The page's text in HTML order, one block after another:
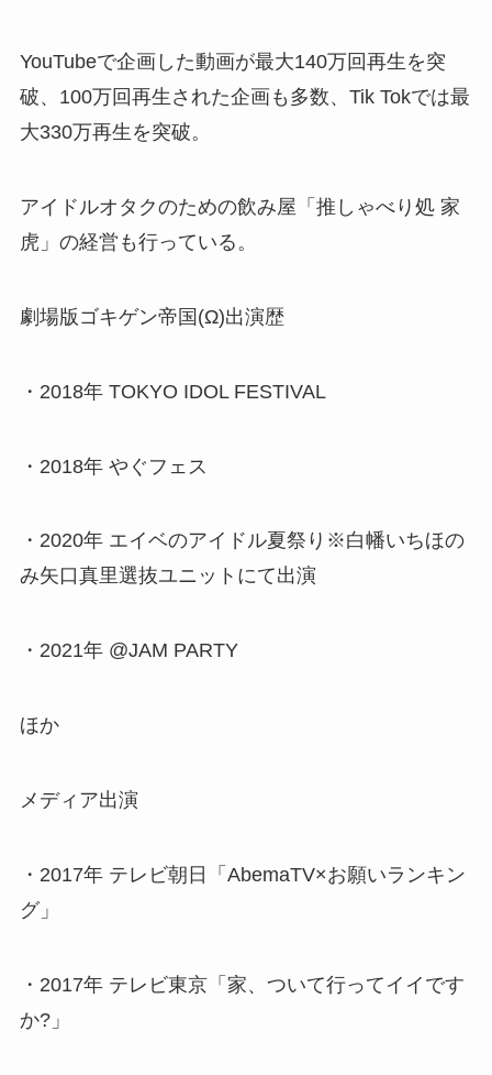
YouTubeで企画した動画が最大140万回再生を突
破、100万回再生された企画も多数、Tik Tokでは最
大330万再生を突破。
アイドルオタクのための飲み屋「推しゃべり処 家
虎」の経営も行っている。
劇場版ゴキゲン帝国(Ω)出演歴
・2018年 TOKYO IDOL FESTIVAL
・2018年 やぐフェス
・2020年 エイベのアイドル夏祭り※白幡いちほの
み矢口真里選抜ユニットにて出演
・2021年 @JAM PARTY
ほか
メディア出演
・2017年 テレビ朝日「AbemaTV×お願いランキン
グ」
・2017年 テレビ東京「家、ついて行ってイイです
か?」